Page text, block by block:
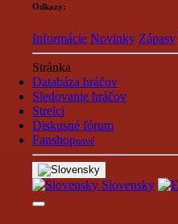
Odkazy:
Informácie Novinky Zápasy
Stránka
Databáza hráčov
Sledovanie hráčov
Strelci
Diskusné fórum
Fanshopnové
Slovensky